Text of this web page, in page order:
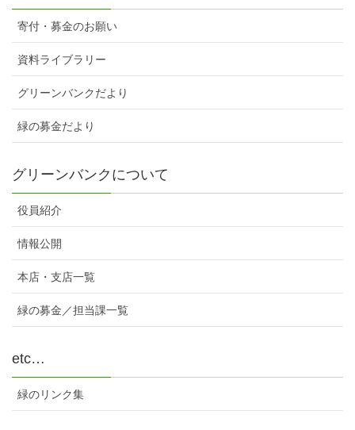
寄付・募金のお願い
資料ライブラリー
グリーンバンクだより
緑の募金だより
グリーンバンクについて
役員紹介
情報公開
本店・支店一覧
緑の募金／担当課一覧
etc…
緑のリンク集